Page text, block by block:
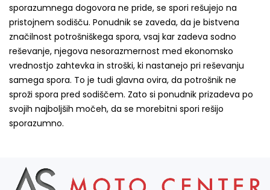
sporazumnega dogovora ne pride, se spori rešujejo na
pristojnem sodišču. Ponudnik se zaveda, da je bistvena
značilnost potrošniškega spora, vsaj kar zadeva sodno
reševanje, njegova nesorazmernost med ekonomsko
vrednostjo zahtevka in stroški, ki nastanejo pri reševanju
samega spora. To je tudi glavna ovira, da potrošnik ne
sproži spora pred sodiščem. Zato si ponudnik prizadeva po
svojih najboljših močeh, da se morebitni spori rešijo
sporazumno.